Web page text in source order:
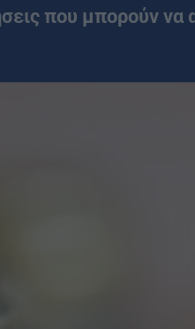
που μπορούν